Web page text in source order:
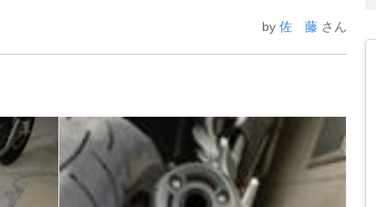
by 佐 藤 さん